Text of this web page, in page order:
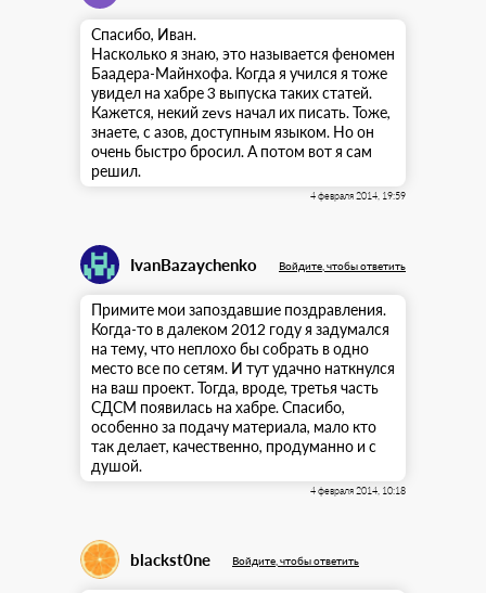
Спасибо, Иван.
Насколько я знаю, это называется феномен
Баадера-Майнхофа. Когда я учился я тоже
увидел на хабре 3 выпуска таких статей.
Кажется, некий zevs начал их писать. Тоже,
знаете, с азов, доступным языком. Но он
очень быстро бросил. А потом вот я сам
решил.
4 февраля 2014, 19:59
IvanBazaychenko Войдите, чтобы ответить
Примите мои запоздавшие поздравления.
Когда-то в далеком 2012 году я задумался
на тему, что неплохо бы собрать в одно
место все по сетям. И тут удачно наткнулся
на ваш проект. Тогда, вроде, третья часть
СДСМ появилась на хабре. Спасибо,
особенно за подачу материала, мало кто
так делает, качественно, продуманно и с
душой.
4 февраля 2014, 10:18
blackst0ne Войдите, чтобы ответить